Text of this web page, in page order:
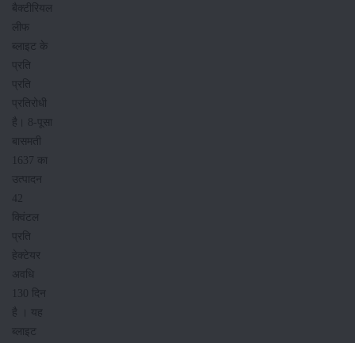
बैक्टीरियल
लीफ
ब्लाइट के
प्रति
प्रति
प्रतिरोधी
है। 8-पूसा
बासमती
1637 का
उत्पादन
42
क्विंटल
प्रति
हेक्टेयर
अवधि
130 दिन
है । यह
ब्लाइट